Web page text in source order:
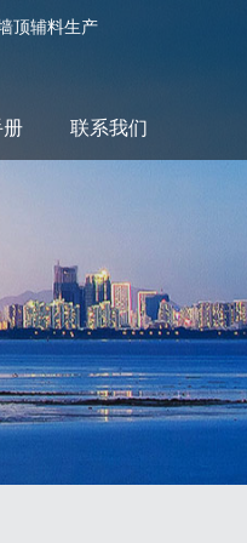
顶辅料生产
册 联系我们